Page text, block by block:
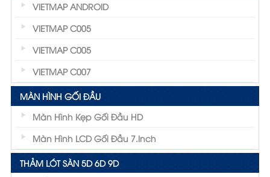
VIETMAP ANDROID
VIETMAP C005
VIETMAP C005
VIETMAP C007
MÀN HÌNH GỐI ĐẦU
Màn Hình Kẹp Gối Đầu HD
Màn Hình LCD Gối Đầu 7.inch
THẢM LÓT SÀN 5D 6D 9D